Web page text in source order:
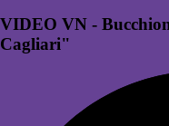
VIDEO VN -
Cagliari"